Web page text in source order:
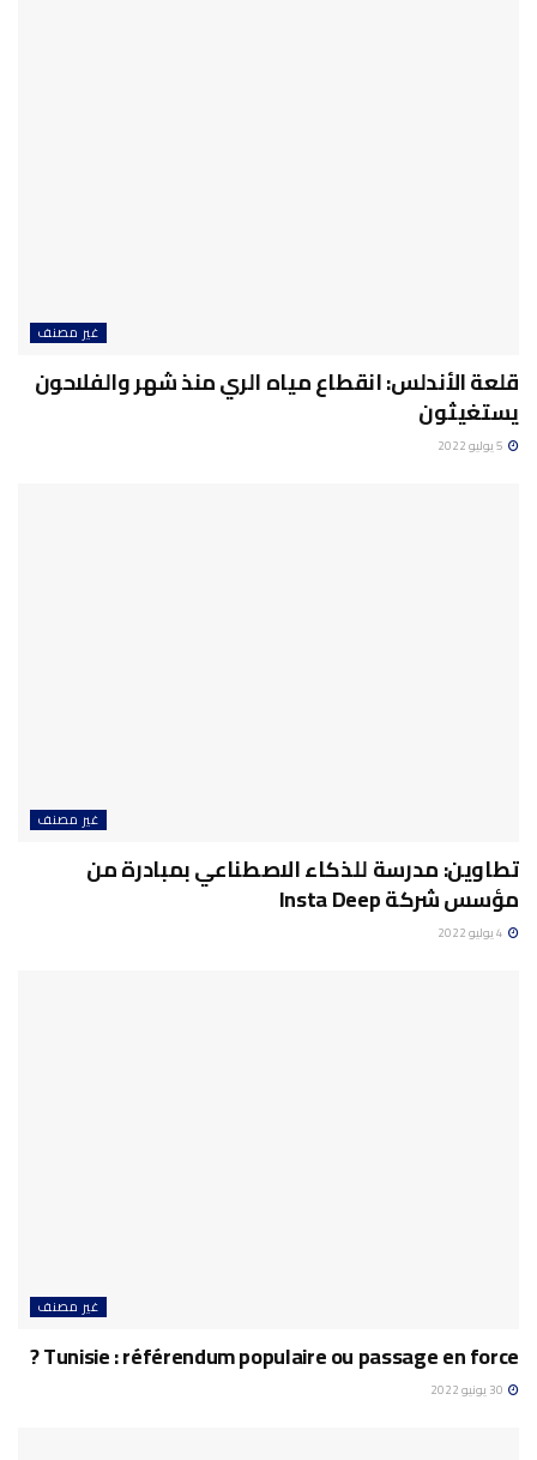
غير مصنف
قلعة الأندلس: انقطاع مياه الري منذ شهر والفلاحون
يستغيثون
غير مصنف
تطاوين: مدرسة للذكاء الاصطناعي بمبادرة من
مؤسس شركة Insta Deep
غير مصنف
Tunisie : référendum populaire ou passage en force ?